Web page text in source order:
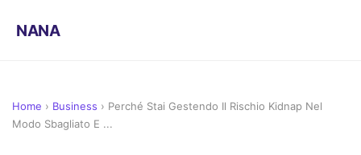
NANA
Home › Business › Perché Stai Gestendo Il Rischio Kidnap Nel
Modo Sbagliato E ...